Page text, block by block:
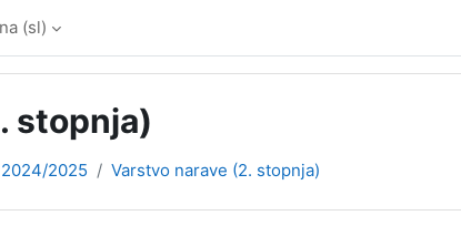
‎(sl)‎
stopnja)
2025 Varstvo narave (2. stopnja)